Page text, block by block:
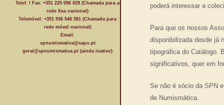
Telef. / Fax: +351 225 096 029 (Chamada para a
rede fixa nacional)
Telemóvel: +351 936 546 581 (Chamada para
rede móvel nacional)
Email:
spnumismatica@sapo.pt
geral@spnumismatica.pt (ainda inativo)
poderá interessar a
Para que os nossos
disponibilizada desde já
tipográfica do Catálogo.
significativos, quer em
Se não é sócio da SPN
de Numismática.